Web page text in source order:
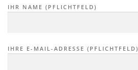
IHR NAME (PFLICHTFELD)
IHRE E-MAIL-ADRESSE (PFLICHTFELD)